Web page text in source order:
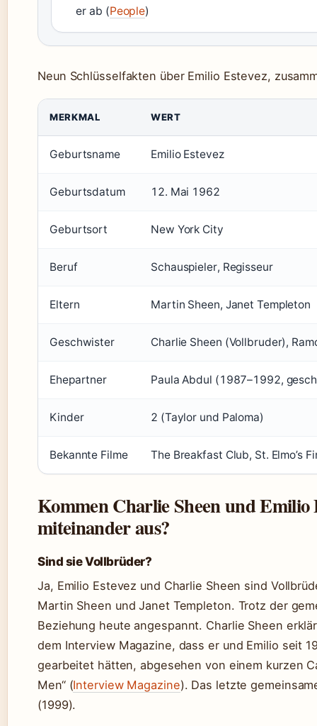
er ab (People)
Neun Schlüsselfakten über Emilio Estevez,
MERKMAL WERT
Geburtsname Emilio Estevez
Geburtsdatum 12. Mai 1962
Geburtsort New York City
Beruf Schauspieler, Regisseur
Eltern Martin Sheen, Janet Templeton
Geschwister Charlie Sheen (Vollbruder),
Ehepartner Paula Abdul (1987–1992,
Kinder 2 (Taylor und Paloma)
Bekannte Filme The Breakfast Club, St. Elmo’s
Kommen Charlie Sheen und Emilio
miteinander aus?
Sind sie Vollbrüder?
Ja, Emilio Estevez und Charlie Sheen sind
Martin Sheen und Janet Templeton. Trotz der
Beziehung heute angespannt. Charlie Sheen
dem Interview Magazine, dass er und Emilio seit
gearbeitet hätten, abgesehen von einem kurzen
Men“ (Interview Magazine). Das letzte
(1999).